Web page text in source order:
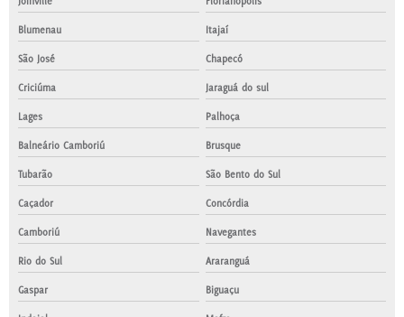
Blumenau Itajaí
São José Chapecó
Criciúma Jaraguá do sul
Lages Palhoça
Balneário Camboriú Brusque
Tubarão São Bento do Sul
Caçador Concórdia
Camboriú Navegantes
Rio do Sul Araranguá
Gaspar Biguaçu